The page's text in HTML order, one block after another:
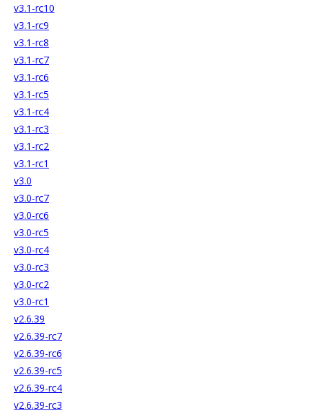
v3.1-rc10
v3.1-rc9
v3.1-rc8
v3.1-rc7
v3.1-rc6
v3.1-rc5
v3.1-rc4
v3.1-rc3
v3.1-rc2
v3.1-rc1
v3.0
v3.0-rc7
v3.0-rc6
v3.0-rc5
v3.0-rc4
v3.0-rc3
v3.0-rc2
v3.0-rc1
v2.6.39
v2.6.39-rc7
v2.6.39-rc6
v2.6.39-rc5
v2.6.39-rc4
v2.6.39-rc3